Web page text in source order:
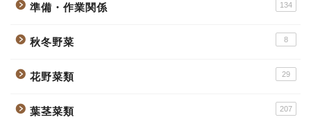
準備・作業関係 134
秋冬野菜 8
花野菜類 29
葉茎菜類 207